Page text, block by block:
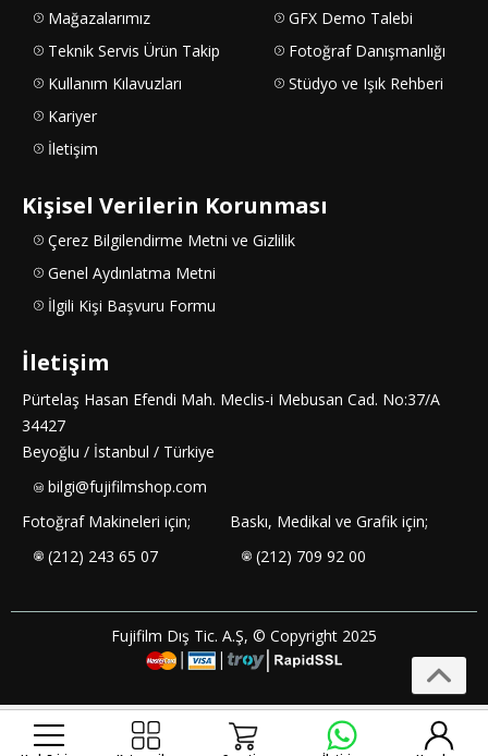
Mağazalarımız
Teknik Servis Ürün Takip
Kullanım Kılavuzları
Kariyer
İletişim
GFX Demo Talebi
Fotoğraf Danışmanlığı
Stüdyo ve Işık Rehberi
Kişisel Verilerin Korunması
Çerez Bilgilendirme Metni ve Gizlilik
Genel Aydınlatma Metni
İlgili Kişi Başvuru Formu
İletişim
Pürtelaş Hasan Efendi Mah. Meclis-i Mebusan Cad. No:37/A
34427
Beyoğlu / İstanbul / Türkiye
bilgi@fujifilmshop.com
Fotoğraf Makineleri için;
(212) 243 65 07
Baskı, Medikal ve Grafik için;
(212) 709 92 00
Fujifilm Dış Tic. A.Ş, © Copyright 2025